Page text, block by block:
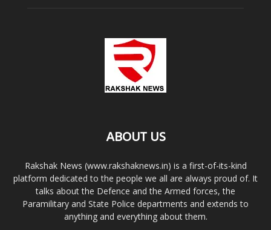
ABOUT US
Rakshak News (www.rakshaknews.in) is a first-of-its-kind
platform dedicated to the people we all are always proud of. It
talks about the Defence and the Armed forces, the
Paramilitary and State Police departments and extends to
anything and everything about them.